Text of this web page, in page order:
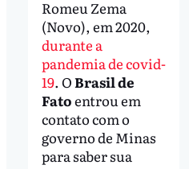
Romeu Zema
(Novo), em 2020,
durante a
pandemia de covid-
19. OBrasil de
Fatoentrou em
contato com o
governo de Minas
para saber sua